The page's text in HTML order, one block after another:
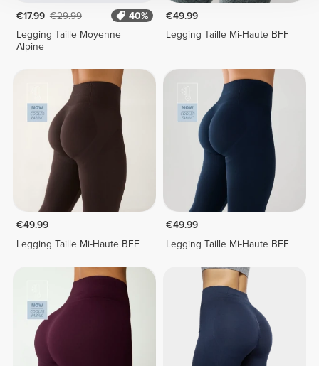
€17.99 €29.99
40%
Legging Taille Moyenne
Alpine
€49.99
Legging Taille Mi-Haute BFF
€49.99
Legging Taille Mi-Haute BFF
€49.99
Legging Taille Mi-Haute BFF